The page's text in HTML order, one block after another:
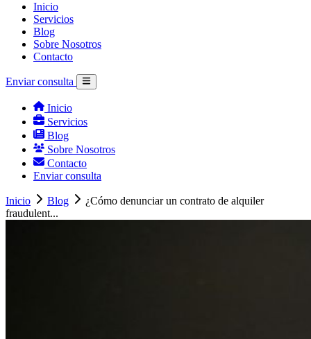
Inicio
Servicios
Blog
Sobre Nosotros
Contacto
Enviar consulta
Inicio
Servicios
Blog
Sobre Nosotros
Contacto
Enviar consulta
Inicio Blog
¿Cómo denunciar un contrato de alquiler
fraudulent...